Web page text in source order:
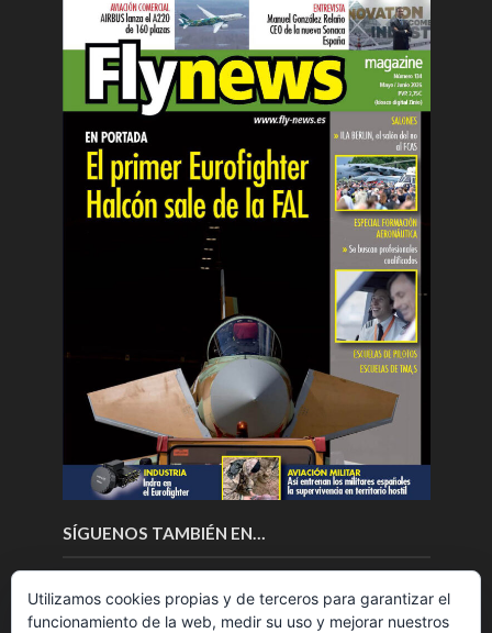
SÍGUENOS TAMBIÉN EN…
Utilizamos cookies propias y de terceros para garantizar el
funcionamiento de la web, medir su uso y mejorar nuestros